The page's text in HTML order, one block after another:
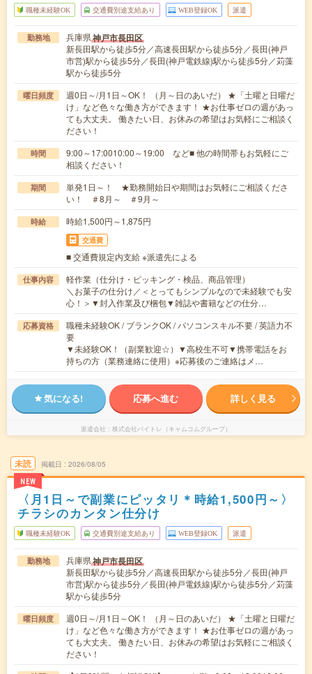
職種未経験OK 交通費別途支給あり WEB登録OK 派遣
勤務地 兵庫県神戸市長田区
新長田駅から徒歩5分／高速長田駅から徒歩5分／長田(神戸
市営)駅から徒歩5分／長田(神戸電鉄線)駅から徒歩5分／苅藻
駅から徒歩5分
曜日頻度
週0日～/月1日～OK！ （月～日のあいだ） ★「土曜と日曜だ
け」など色々な働き方ができます！ ★お仕事ゼロの週があっ
ても大丈夫。 働きたい日、お休みの希望はお気軽にご相談く
ださい！
時間
9:00～17:0010:00～19:00 など■ 他の時間帯もお気軽にご
相談ください！
期間
単発1日～！ ★勤務開始日や期間はお気軽にご相談くださ
い！ ＃8月～ ＃9月～
時給 時給1,500円～1,875円
交通費
■ 交通費規定内支給 ※派遣先による
仕事内容
軽作業（仕分け・ピッキング・検品、商品管理）
＼お菓子の仕分け／＜とってもシンプルなので未経験でも安
心！＞▼封入作業及び梱包▼雑誌や書籍などの仕分…
応募資格
職種未経験OK / ブランクOK / パソコンスキル不要 / 英語力不
要
▼未経験OK！（副業歓迎☆）▼高校生不可▼携帯電話をお
持ちの方（業務連絡に使用）※応募後のご連絡はメ…
気になる! 応募へ進む 詳しく見る
派遣会社 株式会社バイトレ（キャムコムグループ）
未読
NEW
掲載日 2026/08/05
〈月1日～で副業にピッタリ＊時給1,500円～〉
チラシのカンタン仕分け
職種未経験OK 交通費別途支給あり WEB登録OK 派遣
勤務地 兵庫県神戸市長田区
新長田駅から徒歩5分／高速長田駅から徒歩5分／長田(神戸
市営)駅から徒歩5分／長田(神戸電鉄線)駅から徒歩5分／苅藻
駅から徒歩5分
曜日頻度
週0日～/月1日～OK！ （月～日のあいだ） ★「土曜と日曜だ
け」など色々な働き方ができます！ ★お仕事ゼロの週があっ
ても大丈夫。 働きたい日、お休みの希望はお気軽にご相談く
ださい！